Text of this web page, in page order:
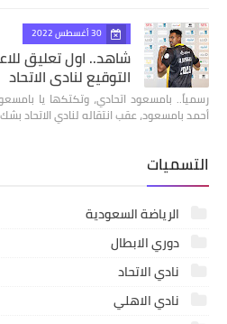
30 أغسطس 2022
شاهد.. اول تعليق
التوقيع لنادي الاتحاد
رسمياً.. بامسعود اتحادي، وتكتكها يا
أحمد بامسعود، عقب انتقاله لنادي الاتحاد
التسميات
الرياضة السعودية
دوري الابطال
نادي الاتحاد
نادي الاهلي